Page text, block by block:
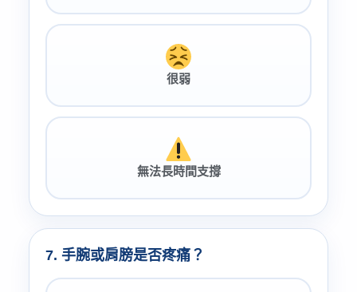
很弱
無法長時間支撐
7. 手腕或肩膀是否疼痛？